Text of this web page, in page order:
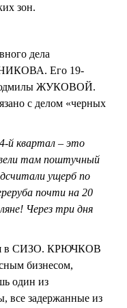
зон.
дела
Его 19-
ЖУКОВОЙ.
с делом «черных
й квартал – это
там поштучный
ущерб по
почти на 20
Через три дня
в СИЗО. КРЮЧКОВ
бизнесом,
один из
все задержанные из